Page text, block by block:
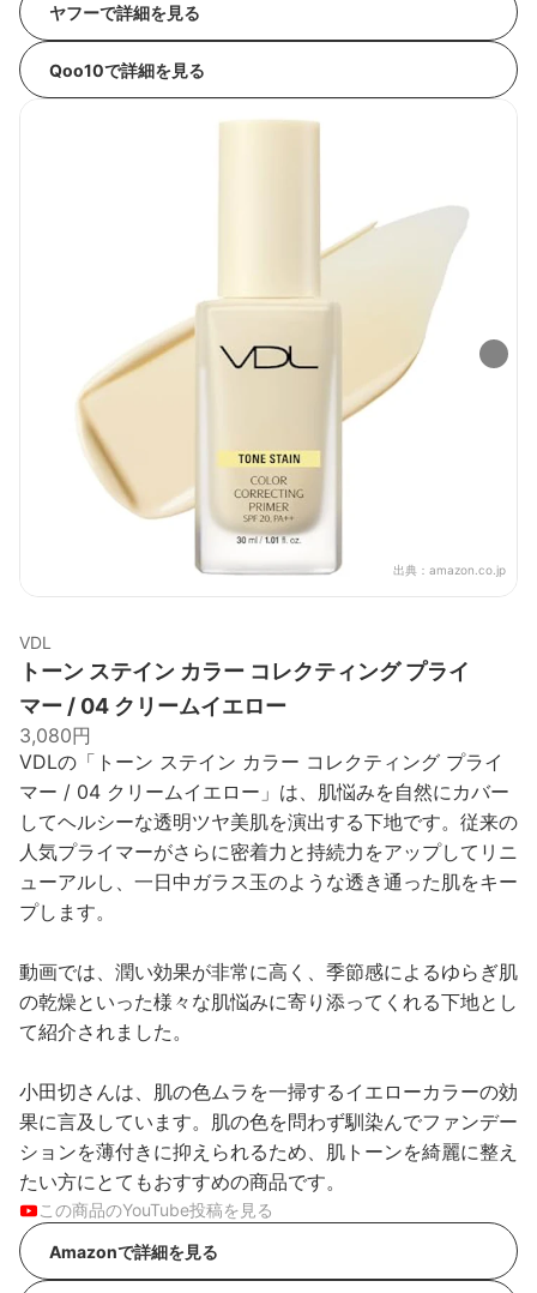
ヤフーで詳細を見る
Qoo10で詳細を見る
出典： amazon.co.jp
VDL
トーン ステイン カラー コレクティング プライ
マー / 04 クリームイエロー
3,080円
VDLの「トーン ステイン カラー コレクティング プライ
マー / 04 クリームイエロー」は、肌悩みを自然にカバー
してヘルシーな透明ツヤ美肌を演出する下地です。従来の
人気プライマーがさらに密着力と持続力をアップしてリニ
ューアルし、一日中ガラス玉のような透き通った肌をキー
プします。
動画では、潤い効果が非常に高く、季節感によるゆらぎ肌
の乾燥といった様々な肌悩みに寄り添ってくれる下地とし
て紹介されました。
小田切さんは、肌の色ムラを一掃するイエローカラーの効
果に言及しています。肌の色を問わず馴染んでファンデー
ションを薄付きに抑えられるため、肌トーンを綺麗に整え
たい方にとてもおすすめの商品です。
この商品のYouTube投稿を見る
Amazonで詳細を見る